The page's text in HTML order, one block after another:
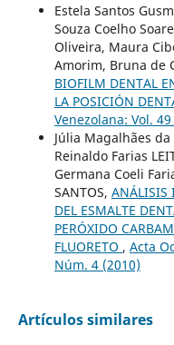
Estela Santos
Souza Coelho
Oliveira, Maura
Amorim, Bruna de
BIOFILM DENTAL
LA POSICIÓN
Venezolana: Vol.
Júlia Magalhães
Reinaldo Farias
Germana Coeli
SANTOS, ANÁLISIS
DEL ESMALTE
PERÓXIDO
FLUORETO , Acta
Núm. 4 (2010)
Artículos similares